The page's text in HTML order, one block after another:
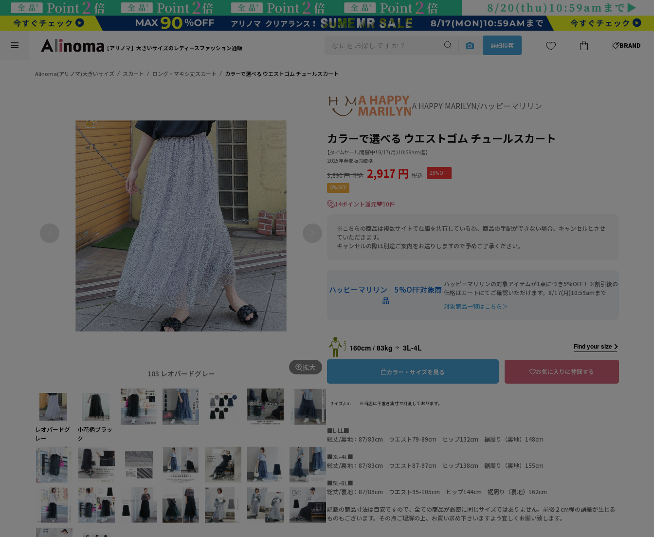
【アリノマ】大きいサイズのレディースファッション通販 詳細検索 BRAND
Alinoma(アリノマ)大きいサイズ スカート ロング・マキシ丈スカート カラーで選べる ウエストゴム チュールスカート
103 レオパードグレー 102 小花柄ブラック
拡大
レオパードグ
レー
小花柄ブラッ
ク
A HAPPY MARILYN/ハッピーマリリン
カラーで選べる ウエストゴム チュールスカート
【タイムセール開催中！8/17(月)10:59am迄】
2025年春夏販売価格
3,890 円 税込 2,917 円 税込 25%OFF
5%OFF
14ポイント還元 10件
※こちらの商品は複数サイトで在庫を共有している為、商品の手配ができない場合、キャンセルとさせ
ていただきます。
キャンセルの際は別途ご案内をお送りしますので予めご了承ください。
ハッピーマリリン 5%OFF対象商
品
ハッピーマリリンの対象アイテムが1点につき5%OFF！※割引後の
価格はカートにてご確認いただけます。8/17(月)10:59amまで
対象商品一覧はこちら＞
160cm / 83kg 3L-4L Find your size
カラー・サイズを見る お気に入りに登録する
サイズ/cm ※当店は平置き実寸で計測しております。
■L-LL■
総丈/裏地：87/83cm ウエスト79-89cm ヒップ132cm 裾周り（裏地）148cm
■3L-4L■
総丈/裏地：87/83cm ウエスト87-97cm ヒップ138cm 裾周り（裏地）155cm
■5L-6L■
総丈/裏地：87/83cm ウエスト95-105cm ヒップ144cm 裾周り（裏地）162cm
記載の商品寸法は目安ですので、全ての商品が厳密に同じサイズではありません。前後２cm程の誤差が生じる
ものもございます。その点ご理解の上、お買い求め下さいますよう宜しくお願い致します。